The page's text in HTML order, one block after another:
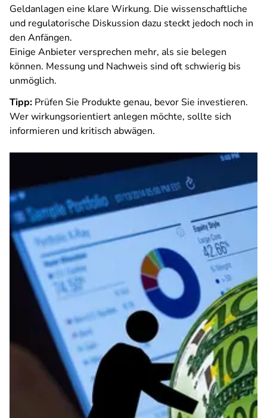
Geldanlagen eine klare Wirkung. Die wissenschaftliche
und regulatorische Diskussion dazu steckt jedoch noch in
den Anfängen.
Einige Anbieter versprechen mehr, als sie belegen
können. Messung und Nachweis sind oft schwierig bis
unmöglich.
Tipp: Prüfen Sie Produkte genau, bevor Sie investieren.
Wer wirkungsorientiert anlegen möchte, sollte sich
informieren und kritisch abwägen.